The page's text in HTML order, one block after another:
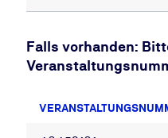
Falls vorhanden: